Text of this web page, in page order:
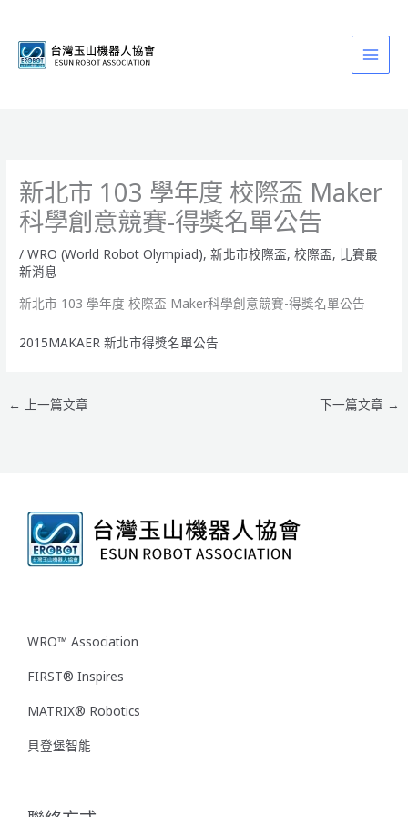
新北市 103 學年度 校際盃 Maker
科學創意競賽-得獎名單公告
/WRO (World Robot Olympiad),新北市校際盃,校際盃, 比賽最
新消息
新北市 103 學年度 校際盃 Maker科學創意競賽-得獎名單公告
2015MAKAER 新北市得獎名單公告
← 上一篇文章 下一篇文章 →
WRO™ Association
FIRST® Inspires
MATRIX® Robotics
貝登堡智能